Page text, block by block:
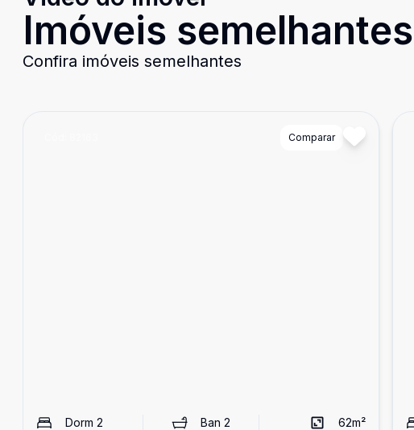
Imóveis semelhantes
Confira imóveis semelhantes
Comparar
Dorm 2 Ban2 62m²